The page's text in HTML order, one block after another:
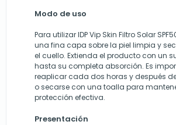
Modo de uso
Para utilizar IDP Vip Skin Filtro Solar
una fina capa sobre la piel limpia y
el cuello. Extienda el producto con un
hasta su completa absorción. Es
reaplicar cada dos horas y después
o secarse con una toalla para
protección efectiva.
Presentación